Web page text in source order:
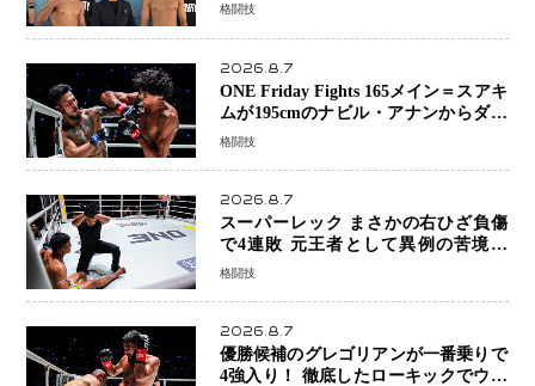
格闘技
2026.8.7
ONE Friday Fights 165メイン＝スアキ
ムが195cmのナビル・アナンからダウ
ン奪取！猛反撃を耐え抜き判定勝利、
格闘技
2026.8.7
スーパーレック まさかの右ひざ負傷
で4連敗 元王者として異例の苦境…
「アクシデント」でも消えない危険信
格闘技
2026.8.7
優勝候補のグレゴリアンが一番乗りで
4強入り！ 徹底したローキックでウス